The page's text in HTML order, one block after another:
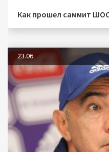
Как прошел саммит
23.06